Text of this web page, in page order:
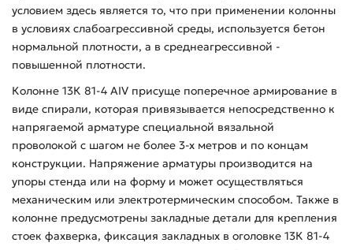
условием здесь является то, что при применении колонны
в условиях слабоагрессивной среды, используется бетон
нормальной плотности, а в среднеагрессивной -
повышенной плотности.
Колонне 13К 81-4 АIV присуще поперечное армирование в
виде спирали, которая привязывается непосредственно к
напрягаемой арматуре специальной вязальной
проволокой с шагом не более 3-х метров и по концам
конструкции. Напряжение арматуры производится на
упоры стенда или на форму и может осуществляться
механическим или электротермическим способом. Также в
колонне предусмотрены закладные детали для крепления
стоек фахверка, фиксация закладных в оголовке 13К 81-4